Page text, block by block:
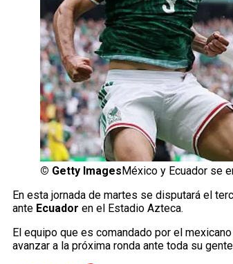
© Getty Images México y Ecuador se
En esta jornada de martes se disputará el
ante Ecuador en el Estadio Azteca.
El equipo que es comandado por el mexicano
avanzar a la próxima ronda ante toda su